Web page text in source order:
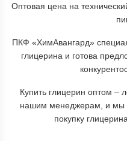
Оптовая цена на
ПКФ «ХимАвангард»
глицерина и готова
Купить глицерин оптом –
нашим менеджерам, и мы
покупку